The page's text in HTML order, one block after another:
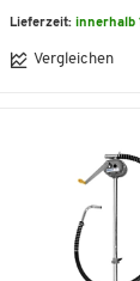
Lieferzeit: innerhalb
Vergleichen